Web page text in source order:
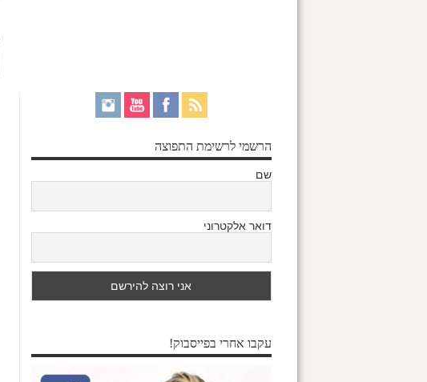
הרשמי לרשימת התפוצה
שם
דואר אלקטרוני
עקבו אחרי בפייסבוק!